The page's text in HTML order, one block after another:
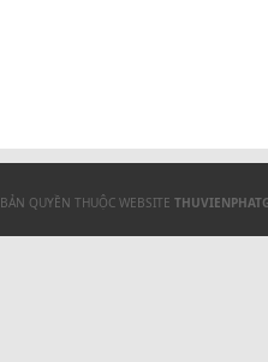
BẢN QUYỀN THUỘC WEBSITE